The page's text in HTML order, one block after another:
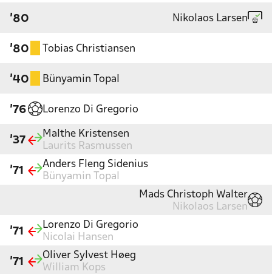
'80 Nikolaos Larsen
'80 Tobias Christiansen
'40 Bünyamin Topal
'76 Lorenzo Di Gregorio
'37
Malthe Kristensen
Laurits Rasmussen
'71
Anders Fleng Sidenius
Bünyamin Topal
Mads Christoph Walter
Nikolaos Larsen
'71
Lorenzo Di Gregorio
Nicolai Hansen
'71
Oliver Sylvest Høeg
William Kops